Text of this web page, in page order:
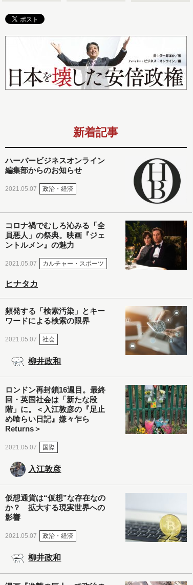
新着記事
ハーバービジネスオンライン
編集部からのお知らせ
2021.05.07 政治・経済
コロナ禍でむしろ沁みる「全
員悪人」の祭典。映画『ジェ
ントルメン』の魅力
2021.05.07 カルチャー・スポーツ
ヒナタカ
頻発する「検索汚染」とキー
ワードによる検索の限界
2021.05.07 社会
柳井政和
ロンドン再封鎖16週目。最終
回・英国社会は「新たな段
階」に。＜入江敦彦の『足止
め喰らい日記』嫌々乍ら
Returns＞
2021.05.07 国際
入江敦彦
仮想通貨は“仮想”な存在なの
か？ 拡大する現実世界への
影響
2021.05.07 政治・経済
柳井政和